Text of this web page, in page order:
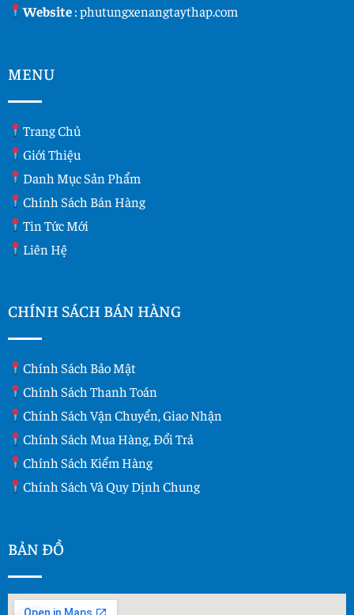
Website:phutungxenangtaythap.com
MENU
Trang Chủ
Giới Thiệu
Danh Mục Sản Phẩm
Chính Sách Bán Hàng
Tin Tức Mới
Liên Hệ
CHÍNH SÁCH BÁN HÀNG
Chính Sách Bảo Mật
Chính Sách Thanh Toán
Chính Sách Vận Chuyển, Giao Nhận
Chính Sách Mua Hàng, Đổi Trả
Chính Sách Kiểm Hàng
Chính Sách Và Quy Dịnh Chung
BẢN ĐỒ